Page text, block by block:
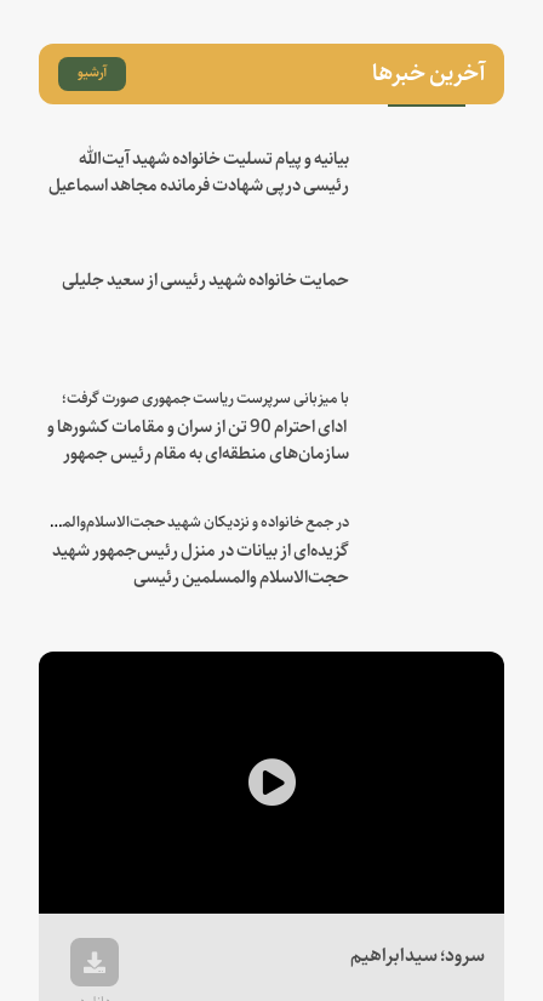
آخرین خبرها آرشیو
بیانیه و پیام تسلیت خانواده شهید آیت‌الله
رئیسی درپی شهادت فرمانده مجاهد اسماعیل
حمایت خانواده شهید رئیسی از سعید جلیلی
با میزبانی سرپرست ریاست جمهوری صورت گرفت؛
ادای احترام 90 تن از سران و مقامات کشورها و
سازمان‌های منطقه‌ای به مقام رئیس جمهور
در جمع خانواده و نزدیکان شهید حجت‌الاسلام‌والمسلمین رئیسی:
گزیده‌ای از بیانات در منزل رئیس‌جمهور شهید
حجت‌الاسلام والمسلمین رئیسی
Play
Video
سرود؛ سیدابراهیم